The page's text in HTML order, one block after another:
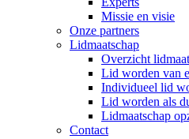
Missie en visie
Onze partners
Lidmaatschap
Overzicht
Lid worden van
Individueel lid
Lid worden als
Lidmaatschap
Contact